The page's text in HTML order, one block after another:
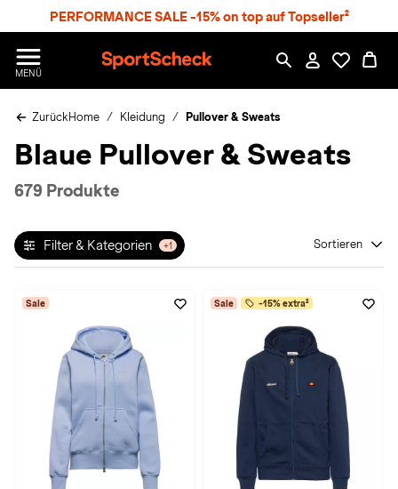
PERFORMANCE SALE -15% on top auf Topseller²
MENÜ
p
r
S
h
k
ZurückHome Kleidung Pullover & Sweats
Blaue Pullover & Sweats
679 Produkte
Filter & Kategorien +1 Sortieren
Sale Sale -15% extra²